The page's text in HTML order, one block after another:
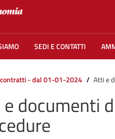
SEDI E CONTATTI
contratti - dal 01-01-2024 Atti e
documenti